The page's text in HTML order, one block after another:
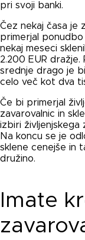
pri svoji banki.
Čez nekaj časa je
primerjal
nekaj meseci
2.200 EUR dražje.
srednje drago je
celo več kot dva
Če bi primerjal
zavarovalnic in
izbiri življenjskega
Na koncu se je
sklene cenejše in
družino.
Imate